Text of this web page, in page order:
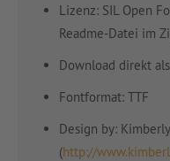
Lizenz: SIL Open
Readme-Datei im
Download direkt
Fontformat: TTF
Design by:
(http://